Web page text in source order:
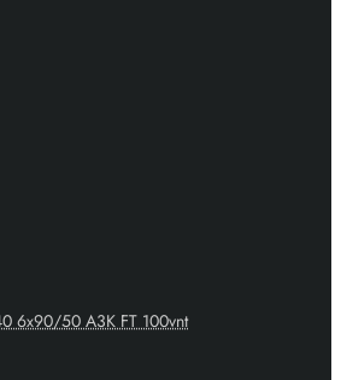
6x90/50 A3K FT 100vnt